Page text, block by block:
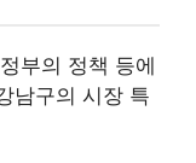
부의 정책 등에
남구의 시장 특